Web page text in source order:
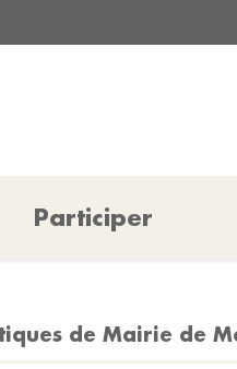
Participer
de Mairie de